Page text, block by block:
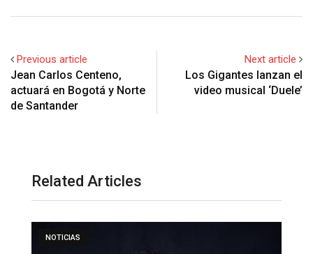
Previous article
Jean Carlos Centeno,
actuará en Bogotá y Norte
de Santander
Next article
Los Gigantes lanzan el
video musical ‘Duele’
Related Articles
NOTICIAS